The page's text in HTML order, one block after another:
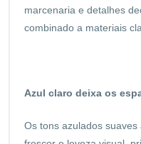
marcenaria e detalhes
combinado a materiais
Azul claro deixa os
Os tons azulados